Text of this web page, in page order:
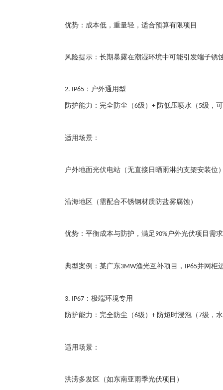
优势：成本低，重量轻，适合预算有限项目
风险提示：长期暴露在潮湿环境中可能引发端子锈
2. IP65 ：户外通用型
防护能力：完全防尘（6级） + 防低压喷水（ 5级，
适用场景：
户外地面光伏电站（无直接日晒雨淋的支架安装位
沿海地区（需配合不锈钢材质防盐雾腐蚀）
优势：平衡成本与防护，满足 90%户外光伏项目需求
典型案例：某广东3MW渔光互补项目， IP65并网柜
3. IP67 ：极端环境专用
防护能力：完全防尘（6级） + 防短时浸泡（7级，
适用场景：
洪涝多发区（如东南亚雨季光伏项目）